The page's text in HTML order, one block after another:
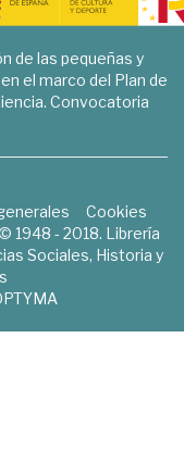
de las pequeñas y
el marco del Plan de
Convocatoria
Cookies
1948 - 2018. Librería
Sociales, Historia y